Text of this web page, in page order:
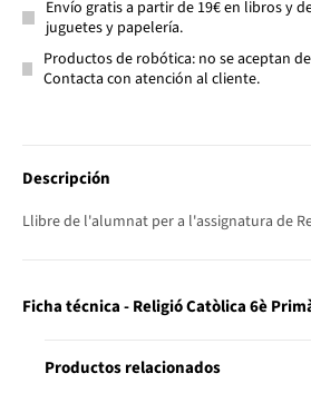
Envío gratis a partir de 19€ en libros y
juguetes y papelería.
Productos de robótica: no se aceptan
Contacta con atención al cliente.
Descripción
Llibre de l'alumnat per a l'assignatura de
Ficha técnica - Religió Catòlica 6è
Productos relacionados